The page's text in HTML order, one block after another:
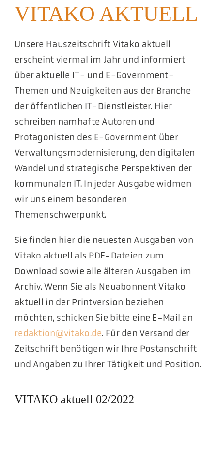
VITAKO AKTUELL
Unsere Hauszeitschrift Vitako aktuell
erscheint viermal im Jahr und informiert
über aktuelle IT- und E-Government-
Themen und Neuigkeiten aus der Branche
der öffentlichen IT-Dienstleister. Hier
schreiben namhafte Autoren und
Protagonisten des E-Government über
Verwaltungsmodernisierung, den digitalen
Wandel und strategische Perspektiven der
kommunalen IT. In jeder Ausgabe widmen
wir uns einem besonderen
Themenschwerpunkt.
Sie finden hier die neuesten Ausgaben von
Vitako aktuell als PDF-Dateien zum
Download sowie alle älteren Ausgaben im
Archiv. Wenn Sie als Neuabonnent Vitako
aktuell in der Printversion beziehen
möchten, schicken Sie bitte eine E-Mail an
redaktion@vitako.de. Für den Versand der
Zeitschrift benötigen wir Ihre Postanschrift
und Angaben zu Ihrer Tätigkeit und Position.
VITAKO aktuell 02/2022